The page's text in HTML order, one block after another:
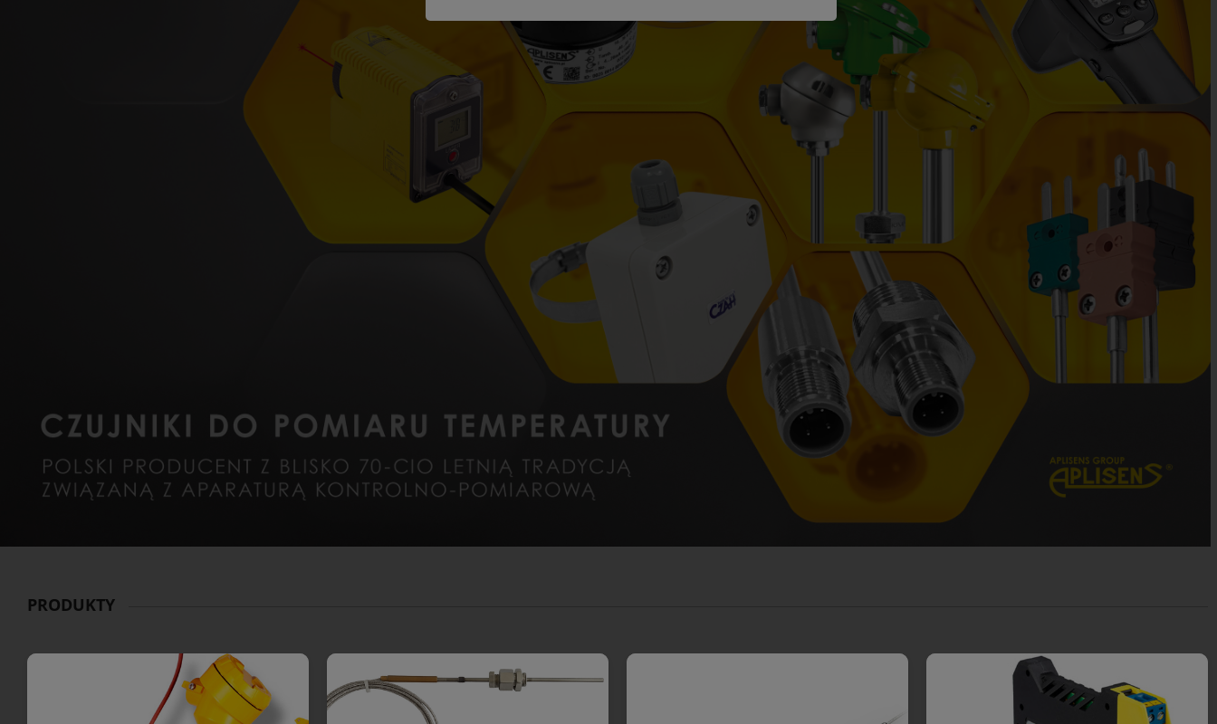
PRODUKTY